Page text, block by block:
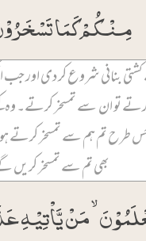
مِنۡکُمۡ کَمَا تَسۡخَرُوۡنَ
بنانی شروع کر دی اور جب
تو ان سے تمسخر کرتے۔ وہ
طرح تم ہم سے تمسخر کرتے
بھی تم سے تمسخر کریں
مَنۡ یَّاۡتِیۡہِ